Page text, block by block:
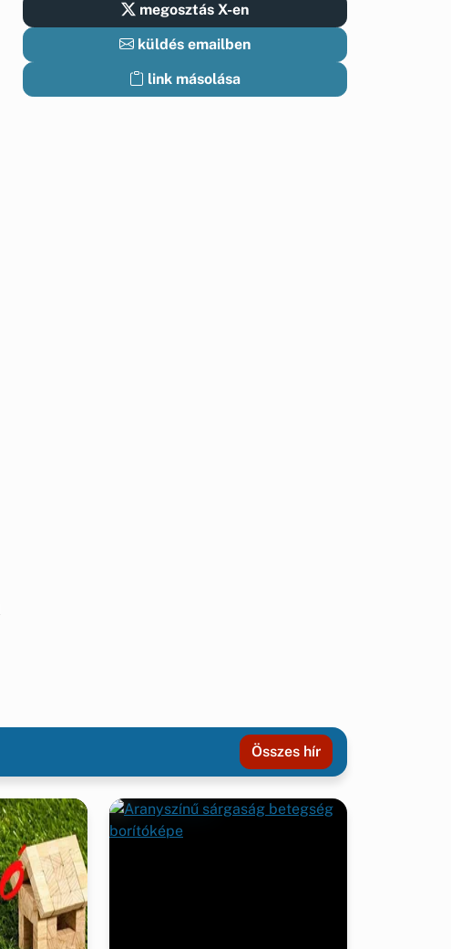
megosztás X-en
küldés emailben
link másolása
Összes hír